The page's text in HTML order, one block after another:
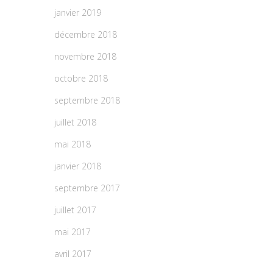
janvier 2019
décembre 2018
novembre 2018
octobre 2018
septembre 2018
juillet 2018
mai 2018
janvier 2018
septembre 2017
juillet 2017
mai 2017
avril 2017